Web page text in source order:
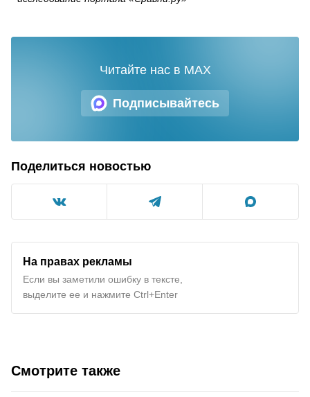
Подписывайтесь
Читайте нас в MAX
Поделиться новостью
На правах рекламы
Если вы заметили ошибку в тексте,
выделите ее и нажмите Ctrl+Enter
Смотрите также